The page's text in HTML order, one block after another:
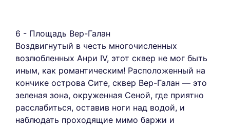
6 - Площадь Вер-Галан
Воздвигнутый в честь многочисленных
возлюбленных Анри IV, этот сквер не мог быть
иным, как романтическим! Расположенный на
кончике острова Сите, сквер Вер-Галан — это
зеленая зона, окруженная Сеной, где приятно
расслабиться, оставив ноги над водой, и
наблюдать проходящие мимо баржи и